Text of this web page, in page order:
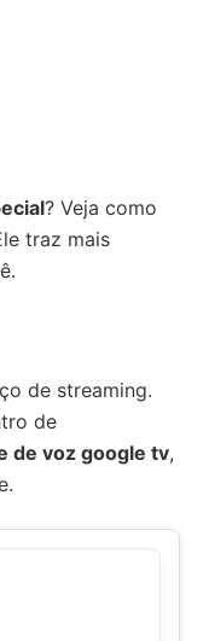
? Veja como
traz mais
de streaming.
de
de voz google tv,